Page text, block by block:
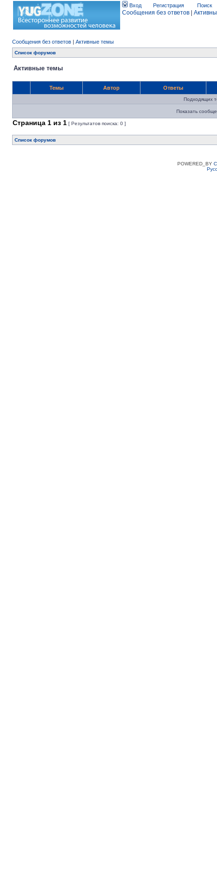
Вход Регистрация Поиск
Сообщения без ответов
Сообщения без ответов | Активные темы
Список форумов
Активные темы
Темы Автор Ответы
Подходящих
Показать
Страница 1 из 1 [ Результатов поиска: 0 ]
Список форумов
POWERED_BY